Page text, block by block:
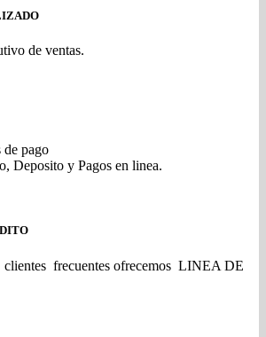
de ventas.
de pago
Deposito y Pagos en linea.
clientes frecuentes ofrecemos LINEA DE